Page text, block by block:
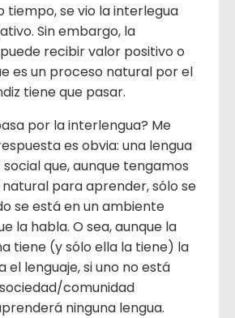
tiempo, se vio la interlegua
Sin embargo, la
recibir valor positivo o
es un proceso natural por el
tiene que pasar.
por la interlengua? Me
es obvia: una lengua
que, aunque tengamos
para aprender, sólo se
se está en un ambiente
la habla. O sea, aunque la
tiene (y sólo ella la tiene) la
lenguaje, si uno no está
comunidad
ninguna lengua.